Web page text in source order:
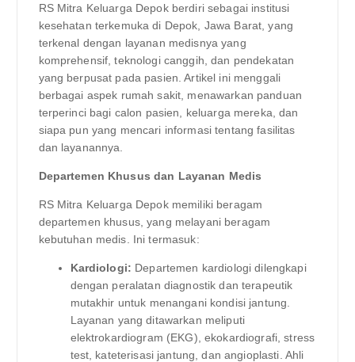
RS Mitra Keluarga Depok berdiri sebagai institusi
kesehatan terkemuka di Depok, Jawa Barat, yang
terkenal dengan layanan medisnya yang
komprehensif, teknologi canggih, dan pendekatan
yang berpusat pada pasien. Artikel ini menggali
berbagai aspek rumah sakit, menawarkan panduan
terperinci bagi calon pasien, keluarga mereka, dan
siapa pun yang mencari informasi tentang fasilitas
dan layanannya.
Departemen Khusus dan Layanan Medis
RS Mitra Keluarga Depok memiliki beragam
departemen khusus, yang melayani beragam
kebutuhan medis. Ini termasuk:
Kardiologi: Departemen kardiologi dilengkapi
dengan peralatan diagnostik dan terapeutik
mutakhir untuk menangani kondisi jantung.
Layanan yang ditawarkan meliputi
elektrokardiogram (EKG), ekokardiografi, stress
test, kateterisasi jantung, dan angioplasti. Ahli